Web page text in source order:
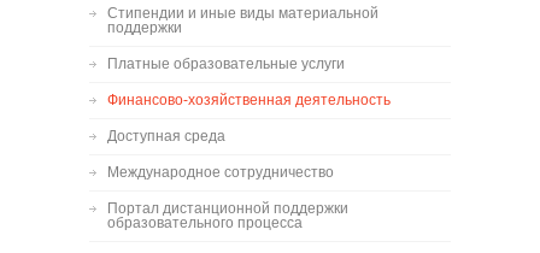
Стипендии и иные виды материальной
поддержки
Платные образовательные услуги
Финансово-хозяйственная деятельность
Доступная среда
Международное сотрудничество
Портал дистанционной поддержки
образовательного процесса